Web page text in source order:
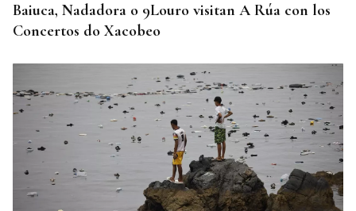
Baiuca, Nadadora o 9Louro visitan A Rúa con los
Concertos do Xacobeo